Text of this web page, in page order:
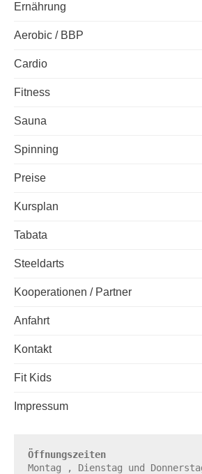
Ernährung
Aerobic / BBP
Cardio
Fitness
Sauna
Spinning
Preise
Kursplan
Tabata
Steeldarts
Kooperationen / Partner
Anfahrt
Kontakt
Fit Kids
Impressum
Öffnungszeiten
Montag , Dienstag und